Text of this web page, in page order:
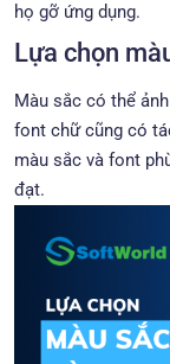
họ gỡ ứng dụng.
Lựa chọn
Màu sắc có thể
font chữ cũng có
màu sắc và font
đạt.